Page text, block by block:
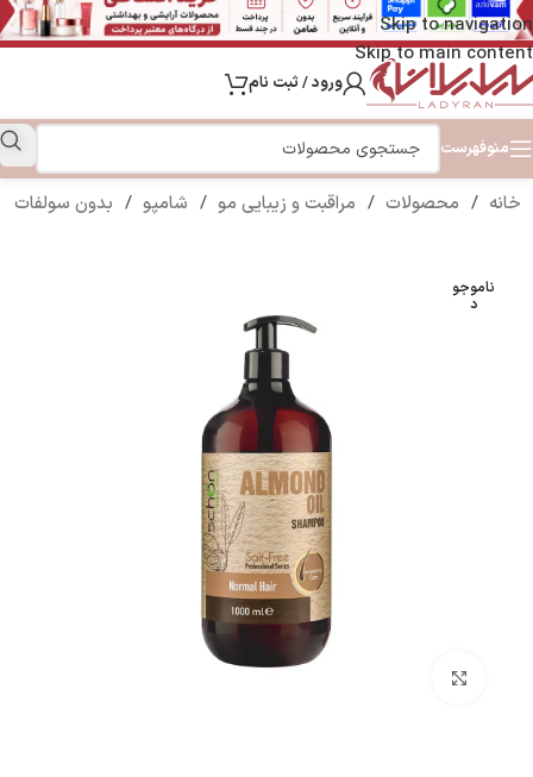
Skip to navigation
Skip to main content
ورود / ثبت نام
منوفهرست
خانه / محصولات / مراقبت و زیبایی مو / شامپو / بدون سولفات
ناموجو
د